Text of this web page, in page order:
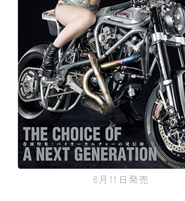
8月11日発売